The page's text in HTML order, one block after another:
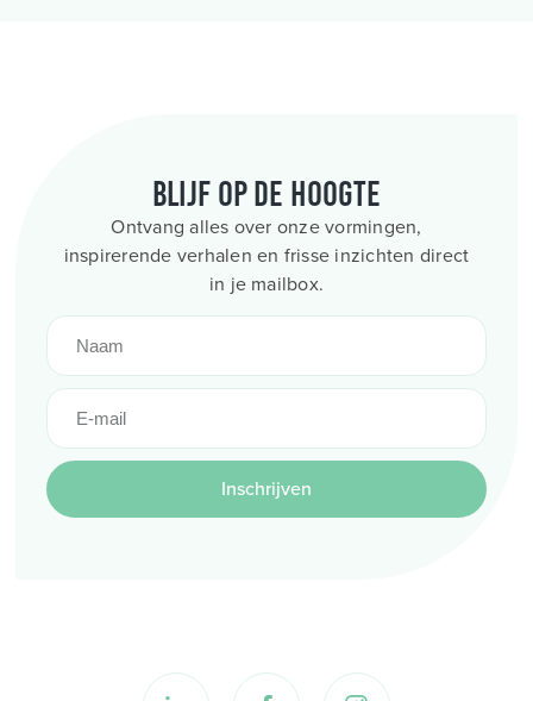
Blijf op de hoogte
Ontvang alles over onze vormingen,
inspirerende verhalen en frisse inzichten direct
in je mailbox.
Inschrijven